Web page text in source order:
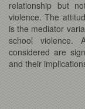
relationship but
violence. The
is the mediator
school violence.
considered are
and their